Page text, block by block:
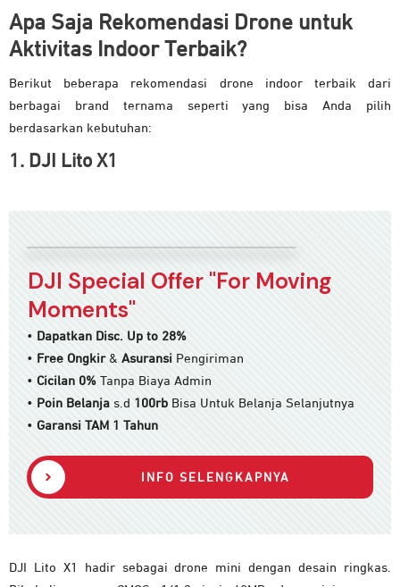
Apa Saja Rekomendasi Drone untuk
Aktivitas Indoor Terbaik?
Berikut beberapa rekomendasi drone indoor terbaik dari
berbagai brand ternama seperti yang bisa Anda pilih
berdasarkan kebutuhan:
1. DJI Lito X1
DJI Special Offer "For Moving
Moments"
• Dapatkan Disc. Up to 28%
• Free Ongkir& Asuransi Pengiriman
• Cicilan 0% Tanpa Biaya Admin
• Poin Belanja s.d 100rb Bisa Untuk Belanja Selanjutnya
• Garansi TAM 1 Tahun
INFO SELENGKAPNYA
DJI Lito X1 hadir sebagai drone mini dengan desain ringkas.